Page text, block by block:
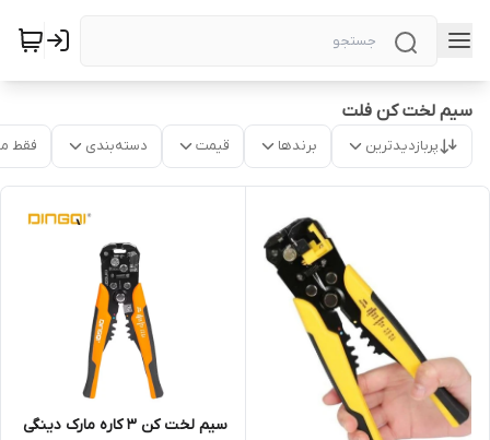
سیم لخت کن فلت
پربازدیدترین برندها قیمت دسته‌بندی فقط
سیم لخت کن ۳ کاره مارک دینگی